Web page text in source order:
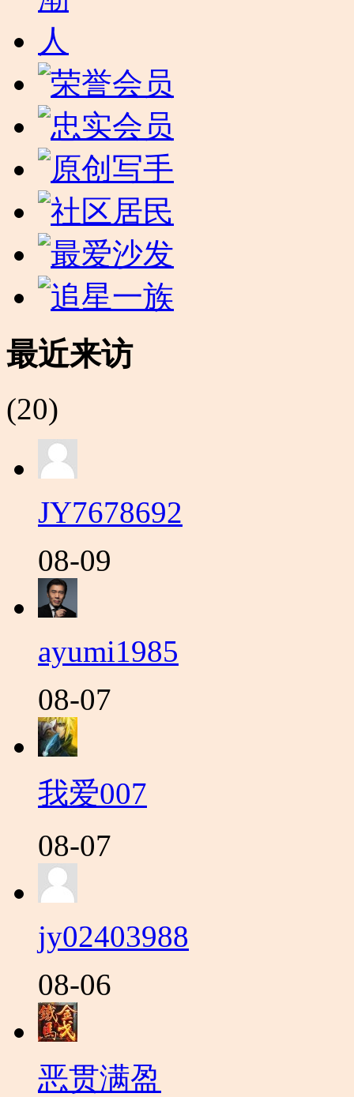
最近来访
(20)
JY7678692
08-09
ayumi1985
08-07
我爱007
08-07
jy02403988
08-06
恶贯满盈